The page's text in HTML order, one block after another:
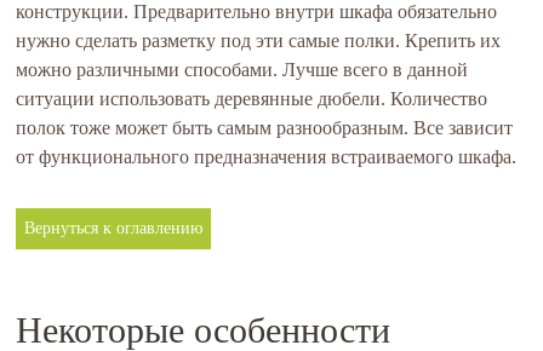
конструкции. Предварительно внутри шкафа обязательно
нужно сделать разметку под эти самые полки. Крепить их
можно различными способами. Лучше всего в данной
ситуации использовать деревянные дюбели. Количество
полок тоже может быть самым разнообразным. Все зависит
от функционального предназначения встраиваемого шкафа.
Вернуться к оглавлению
Некоторые особенности